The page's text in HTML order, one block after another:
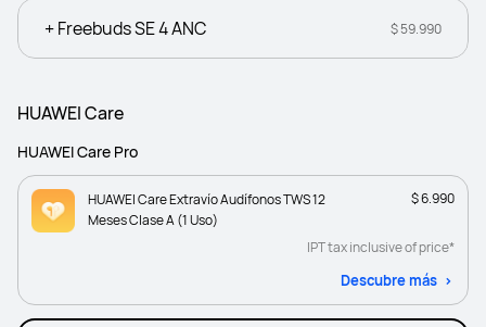
+ Freebuds SE 4 ANC $ 59.990
HUAWEI Care
HUAWEI Care Pro
HUAWEI Care Extravío Audífonos TWS 12
Meses Clase A (1 Uso)
$ 6.990
IPT tax inclusive of price*
Descubre más